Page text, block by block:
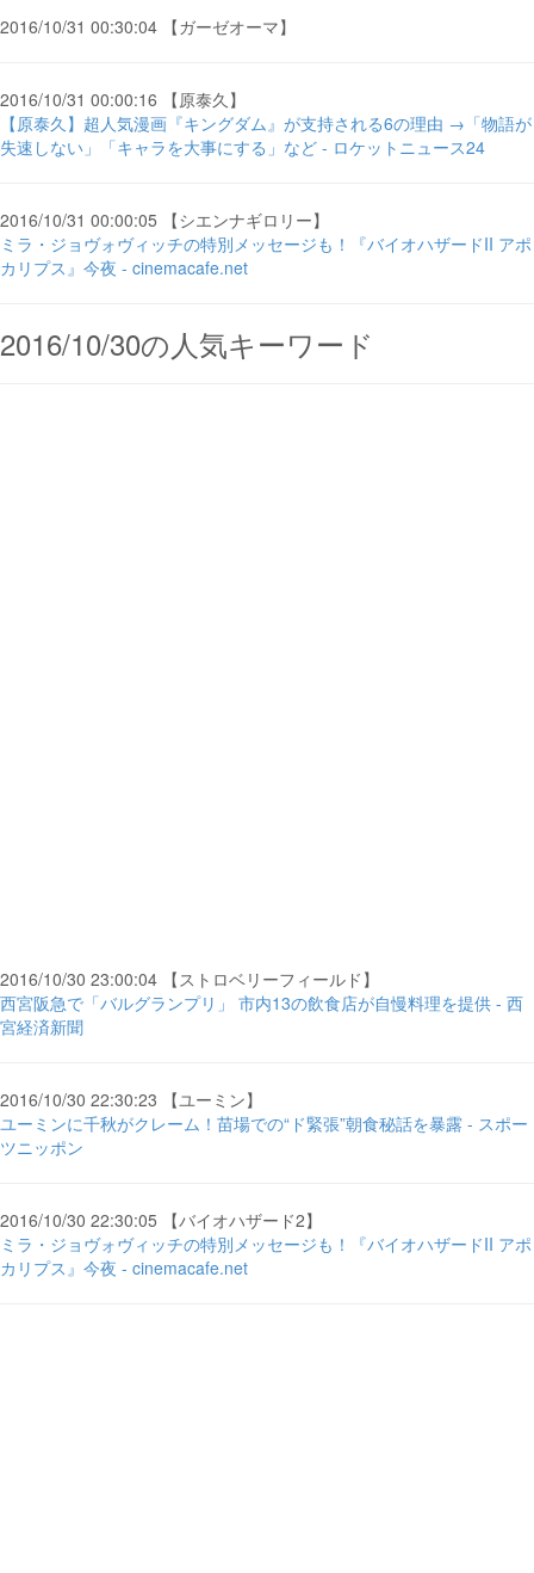
2016/10/31 00:30:04 【ガーゼオーマ】
2016/10/31 00:00:16 【原泰久】
【原泰久】超人気漫画『キングダム』が支持される6の理由 →「物語が
失速しない」「キャラを大事にする」など - ロケットニュース24
2016/10/31 00:00:05 【シエンナギロリー】
ミラ・ジョヴォヴィッチの特別メッセージも！『バイオハザードII アポ
カリプス』今夜 - cinemacafe.net
2016/10/30の人気キーワード
2016/10/30 23:00:04 【ストロベリーフィールド】
西宮阪急で「バルグランプリ」 市内13の飲食店が自慢料理を提供 - 西
宮経済新聞
2016/10/30 22:30:23 【ユーミン】
ユーミンに千秋がクレーム！苗場での“ド緊張”朝食秘話を暴露 - スポー
ツニッポン
2016/10/30 22:30:05 【バイオハザード2】
ミラ・ジョヴォヴィッチの特別メッセージも！『バイオハザードII アポ
カリプス』今夜 - cinemacafe.net